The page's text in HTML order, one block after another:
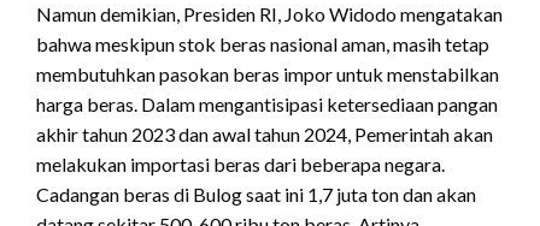
Namun demikian, Presiden RI, Joko Widodo mengatakan
bahwa meskipun stok beras nasional aman, masih tetap
membutuhkan pasokan beras impor untuk menstabilkan
harga beras. Dalam mengantisipasi ketersediaan pangan
akhir tahun 2023 dan awal tahun 2024, Pemerintah akan
melakukan importasi beras dari beberapa negara.
Cadangan beras di Bulog saat ini 1,7 juta ton dan akan